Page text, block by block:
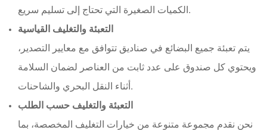
الكميات الصغيرة التي تحتاج إلى تسليم سريع.
التعبئة والتغليف القياسية
يتم تعبئة جميع البضائع في صناديق تتوافق مع معايير التصدير،
ويحتوي كل صندوق على عدد ثابت من العناصر لضمان السلامة
أثناء النقل البحري والشاحنات.
التعبئة والتغليف حسب الطلب
نحن نقدم مجموعة متنوعة من خيارات التغليف المخصصة، بما